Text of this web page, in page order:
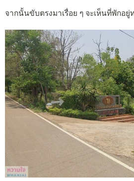
จากนั้นขับตรงมาเรื่อย ๆ จะเห็นที่พักอยู่